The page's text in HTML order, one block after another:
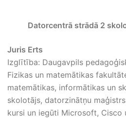
Datorcentrā strādā 2
Juris Erts
Izglītība: Daugavpils
Fizikas un matemātikas
matemātikas, informātikas un
skolotājs, datorzinātņu
kursi un iegūti Microsoft, Cisco